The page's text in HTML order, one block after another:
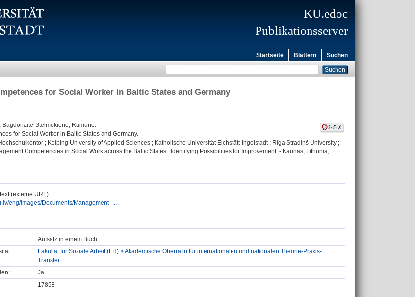
KU.edoc
Publikationsserver
Startseite Blättern Suchen
for Social Worker in Baltic States and Germany
; Bagdonaite-Stelmokiene, Ramune:
for Social Worker in Baltic States and Germany.
; Kolping University of Applied Sciences ; Katholische Universität Eichstätt-Ingolstadt ; Rīga Stradiņš University ;
Competencies in Social Work across the Baltic States : Identifying Possibilities for Improvement. - Kaunas, Lithunia,
(externe URL):
eng/images/Documents/Management_...
Aufsatz in einem Buch
Fakultät für Soziale Arbeit (FH) > Akademische Oberrätin für internationalen und nationalen Theorie-Praxis-
Transfer
Ja
17858